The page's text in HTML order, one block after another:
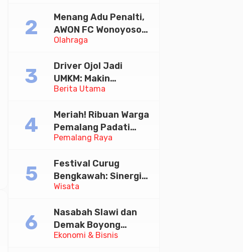
Diskusi Desain
Olahraga
Menang Adu Penalti,
AWON FC Wonoyoso
Juara Bhayangkara
Berita Utama
Driver Ojol Jadi
UMKM: Makin
Sejahtera atau
Diskusi Paramadina
Pemalang Raya
Meriah! Ribuan Warga
Pemalang Padati
Kirab Festival Kamir
Wisata
Festival Curug
Bengkawah: Sinergi
Desa Sikasur dan
Memajukan Wisata
serta UMKM Lokal
Ekonomi & Bisnis
Nasabah Slawi dan
Demak Boyong
Toyota Innova Zenix